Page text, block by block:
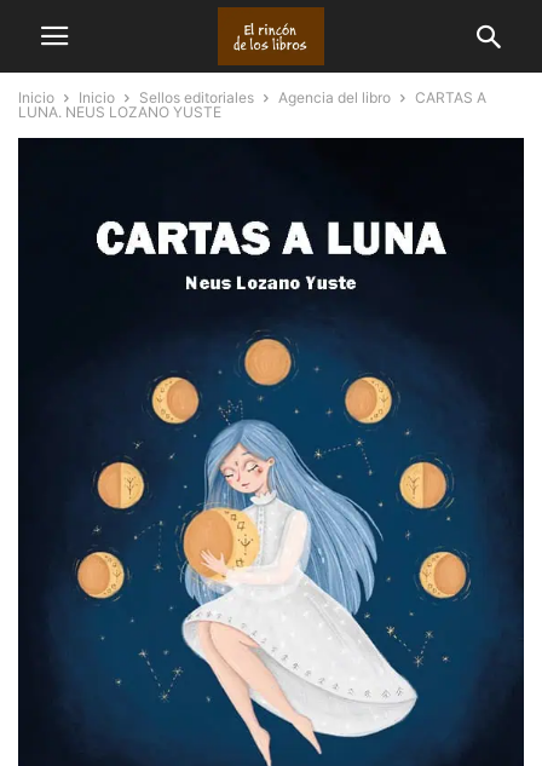
Inicio Inicio Sellos editoriales Agencia del libro
CARTAS A
LUNA. NEUS LOZANO YUSTE